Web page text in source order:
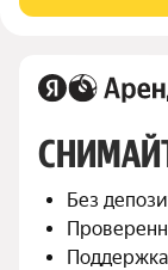
Без
Поддержка